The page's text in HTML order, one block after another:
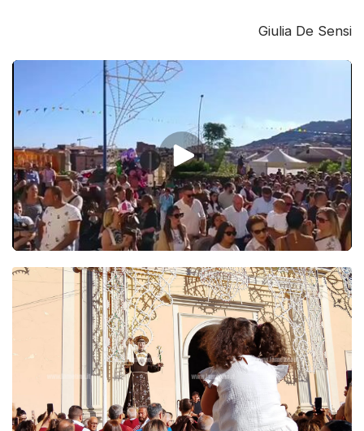
Giulia De Sensi